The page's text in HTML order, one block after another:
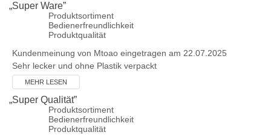
„Super Ware”
Produktsortiment
Bedienerfreundlichkeit
Produktqualität
Kundenmeinung von Mtoao eingetragen am 22.07.2025
Sehr lecker und ohne Plastik verpackt
MEHR LESEN
„Super Qualität”
Produktsortiment
Bedienerfreundlichkeit
Produktqualität